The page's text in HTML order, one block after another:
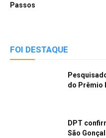
Passos
FOI DESTAQUE
do Prêmio
DPT
São